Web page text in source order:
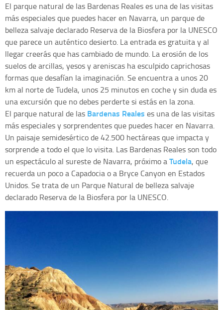
El parque natural de las Bardenas Reales es una de las visitas
más especiales que puedes hacer en Navarra, un parque de
belleza salvaje declarado Reserva de la Biosfera por la UNESCO
que parece un auténtico desierto. La entrada es gratuita y al
llegar creerás que has cambiado de mundo. La erosión de los
suelos de arcillas, yesos y areniscas ha esculpido caprichosas
formas que desafían la imaginación. Se encuentra a unos 20
km al norte de Tudela, unos 25 minutos en coche y sin duda es
una excursión que no debes perderte si estás en la zona.
El parque natural de las Bardenas Reales es una de las visitas
más especiales y sorprendentes que puedes hacer en Navarra.
Un paisaje semidesértico de 42.500 hectáreas que impacta y
sorprende a todo el que lo visita. Las Bardenas Reales son todo
un espectáculo al sureste de Navarra, próximo aTudela, que
recuerda un poco a Capadocia o a Bryce Canyon en Estados
Unidos. Se trata de un Parque Natural de belleza salvaje
declarado Reserva de la Biosfera por la UNESCO.